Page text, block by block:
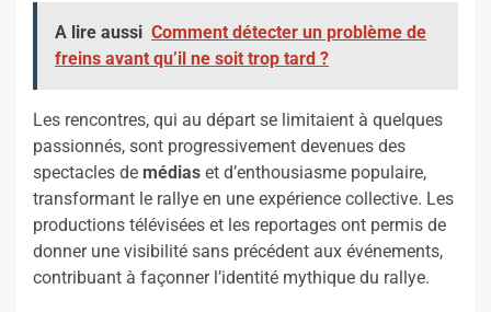
A lire aussi Comment détecter un problème de
freins avant qu’il ne soit trop tard ?
Les rencontres, qui au départ se limitaient à quelques
passionnés, sont progressivement devenues des
spectacles de médias et d’enthousiasme populaire,
transformant le rallye en une expérience collective. Les
productions télévisées et les reportages ont permis de
donner une visibilité sans précédent aux événements,
contribuant à façonner l’identité mythique du rallye.